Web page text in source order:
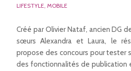
LIFESTYLE, MOBILE
Créé par Olivier Nataf, ancien DG
sœurs Alexandra et Laura, le
propose des concours pour tester
des fonctionnalités de publication